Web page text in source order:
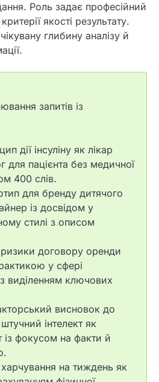
Роль задає професійний
якості результату.
глибину аналізу й
запитів із
дії інсуліну як лікар
для пацієнта без медичної
400 слів.
для бренду дитячого
із досвідом у
стилі з описом
договору оренди
у сфері
виділенням ключових
висновок до
інтелект як
із фокусом на факти й
на тиждень як